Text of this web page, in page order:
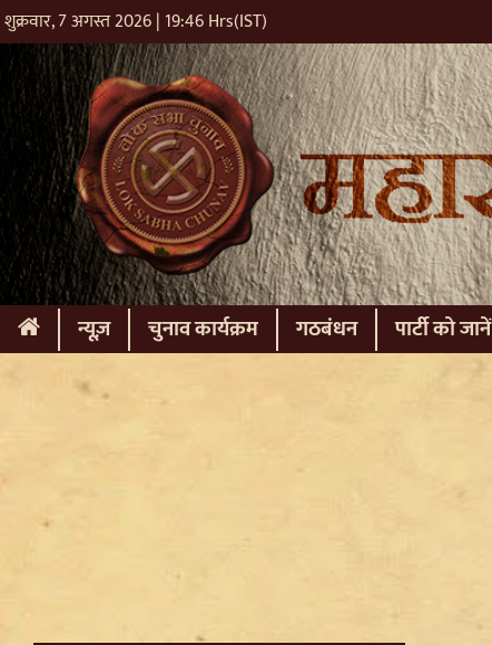
शुक्रवार, 7 अगस्त 2026 | 19:46 Hrs(IST)
(current)
न्यूज़ चुनाव कार्यक्रम गठबंधन पार्टी को जानें